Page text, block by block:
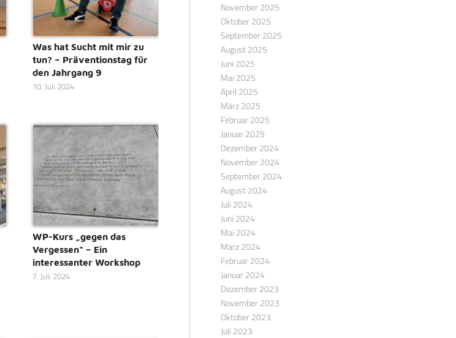
Was hat Sucht mit mir zu
tun? – Präventionstag für
den Jahrgang 9
10. Juli 2024
WP-Kurs „gegen das
Vergessen“ – Ein
interessanter Workshop
7. Juli 2024
November 2025
Oktober 2025
September 2025
August 2025
Juni 2025
Mai 2025
April 2025
März 2025
Februar 2025
Januar 2025
Dezember 2024
November 2024
September 2024
August 2024
Juli 2024
Juni 2024
Mai 2024
März 2024
Februar 2024
Januar 2024
Dezember 2023
November 2023
Oktober 2023
Juli 2023